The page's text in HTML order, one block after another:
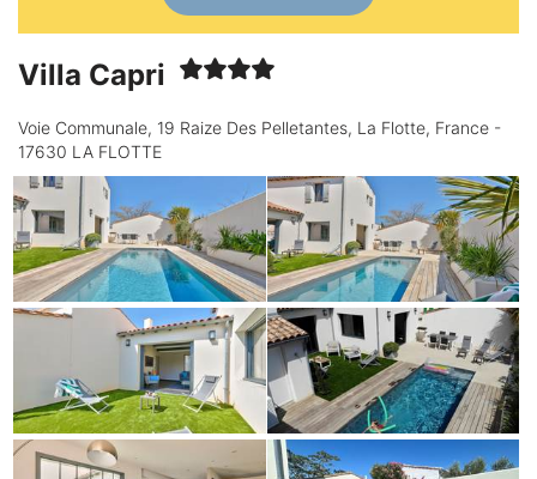
Villa Capri
Voie Communale, 19 Raize Des Pelletantes, La Flotte, France -
17630 LA FLOTTE